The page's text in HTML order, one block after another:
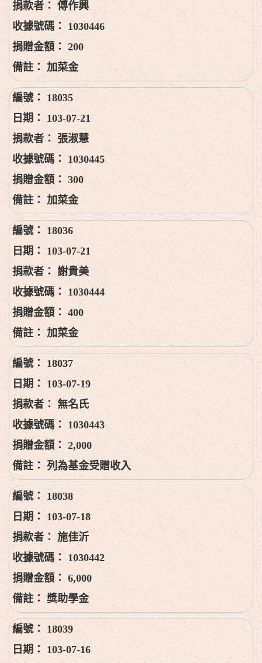
傅作興
1030446
200
加菜金
18035
103-07-21
張淑慧
1030445
300
加菜金
18036
103-07-21
謝貴美
1030444
400
加菜金
18037
103-07-19
無名氏
1030443
2,000
列為基金受贈收入
18038
103-07-18
施佳沂
1030442
6,000
獎助學金
18039
103-07-16